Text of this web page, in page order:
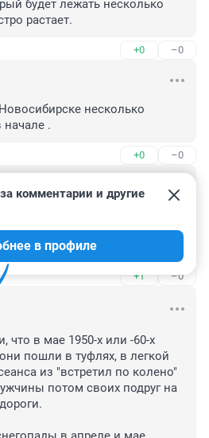
будет лежать несколько
растает.
+0 –0
несколько
.
+0 –0
такой снег и ещё ветер
падали. Одноклассники
девчонкам ))
+1 –0
комментарии и другие
в профиле
что в мае 1950-х или -60-х
пошли в туфлях, в легкой
из "встретил по колено"
потом своих подруг на